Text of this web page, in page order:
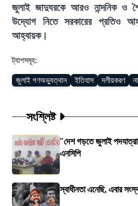
জুলাই জাদুঘরকে আরও নান্দনিক ও
উদ্যোগ নিতে সরকারের প্রতিও
আহ্বায়ক।
ট্যাগসমূহ:
জুলাই গণঅভ্যুত্থান ইতিহাস দলীয়করণ
সংশ্লিষ্ট
"দেশ গড়তে জুলাই
এনসিপি
স্বাধীনতা এনেছি, এবার